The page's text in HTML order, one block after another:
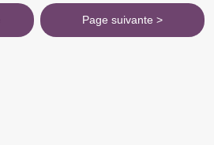
Page suivante >